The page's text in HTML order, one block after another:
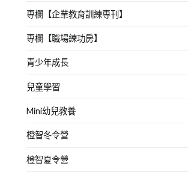
專欄【企業教育訓練專刊】
專欄【職場練功房】
青少年成長
兒童學習
Mini幼兒教養
橙智冬令營
橙智夏令營